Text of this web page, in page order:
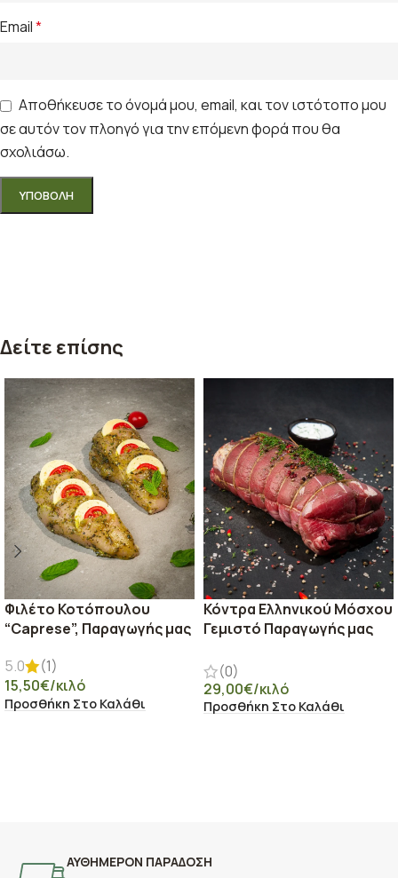
Email*
Αποθήκευσε το όνομά μου, email, και τον ιστότοπο μου
σε αυτόν τον πλοηγό για την επόμενη φορά που θα
σχολιάσω.
Δείτε επίσης
Φιλέτο Κοτόπουλου
“Caprese”, Παραγωγής μας
5.0
(1)
15,50€/κιλό
Προσθήκη Στο Καλάθι
Κόντρα Ελληνικού Μόσχου
Γεμιστό Παραγωγής μας
(0)
29,00€/κιλό
Προσθήκη Στο Καλάθι
ΑΥΘΗΜΕΡΟΝ ΠΑΡΑΔΟΣΗ